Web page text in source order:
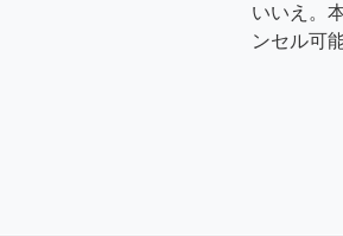
いいえ。
ンセル可